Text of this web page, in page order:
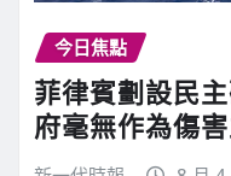
今日焦點
菲律賓劃設民
府毫無作為傷